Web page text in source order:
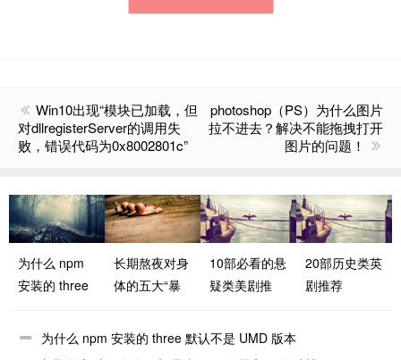
Win10出现“模块已加载，但
对dllregisterServer的调用失
败，错误代码为0x8002801c”
photoshop（PS）为什么图片
拉不进去？解决不能拖拽打开
图片的问题！
为什么 npm
安装的 three
UMD 版本
长期熬夜对身
体的五大“暴
官正在“吐槽”
10部必看的悬
疑类美剧推
让你欲罢不能
20部历史类英
剧推荐
为什么 npm 安装的 three 默认不是 UMD 版本